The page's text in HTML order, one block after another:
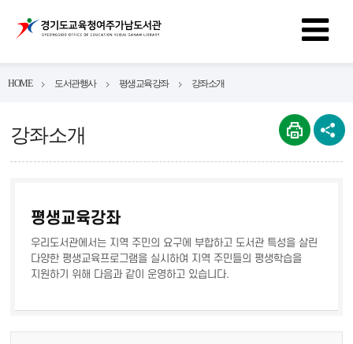
HOME 도서관행사 평생교육강좌 강좌소개
강좌소개
평생교육강좌
우리도서관에서는 지역 주민의 요구에 부합하고 도서관 특성을 살린
다양한 평생교육프로그램을 실시하여 지역 주민들의 평생학습을
지원하기 위해 다음과 같이 운영하고 있습니다.